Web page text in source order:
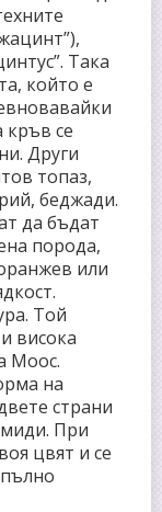
Така
който е
кръв се
Други
топаз,
беджади.
да бъдат
порода,
или
Той
висока
Моос.
на
страни
При
цвят и се